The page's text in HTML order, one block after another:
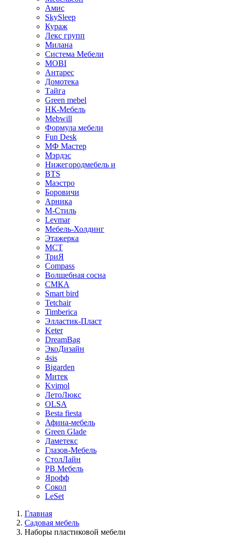
Амис
SkySleep
Кураж
Лекс групп
Милана
Система Мебели
MOBI
Антарес
Домотека
Тайга
Green mebel
НК-Мебель
Mebwill
Формула мебели
Fun Desk
МФ Мастер
Мэрдэс
Нижегородмебель и
BTS
Маэстро
Боровичи
Арника
М-Стиль
Levmar
Мебель-Холдинг
Этажерка
МСТ
ТриЯ
Compass
Волшебная сосна
СМКА
Smart bird
Tetchair
Timberica
Элластик-Пласт
Keter
DreamBag
ЭкоДизайн
4sis
Bigarden
Митек
Kvimol
ЛетоЛюкс
OLSA
Besta fiesta
Афина-мебель
Green Glade
Даметекс
Глазов-Мебель
СтолЛайн
РВ Мебель
Ярофф
Сокол
LeSet
Главная
Садовая мебель
Наборы пластиковой мебели